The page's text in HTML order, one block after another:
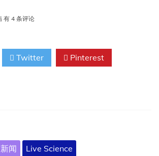
百
史
结
用
于
有 4 条评论
Twitter Pinterest
闻 Live Science